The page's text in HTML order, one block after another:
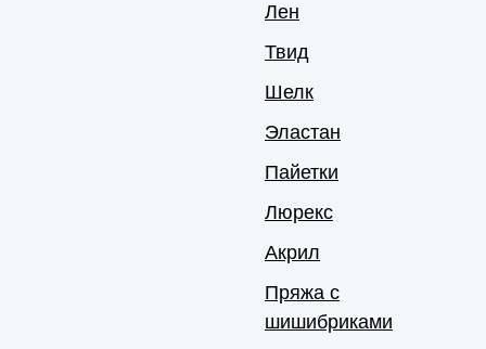
Лен
Твид
Шелк
Эластан
Пайетки
Люрекс
Акрил
Пряжа с
шишибриками